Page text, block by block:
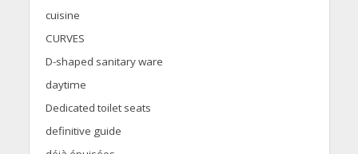
cuisine
CURVES
D-shaped sanitary ware
daytime
Dedicated toilet seats
definitive guide